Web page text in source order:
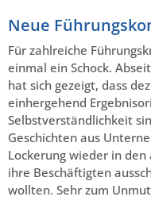
Neue
Für zahlreiche
einmal ein Schock.
hat sich gezeigt, dass
einhergehend
Selbstverständlichkeit
Geschichten aus
Lockerung wieder in
ihre Beschäftigten
wollten. Sehr zum